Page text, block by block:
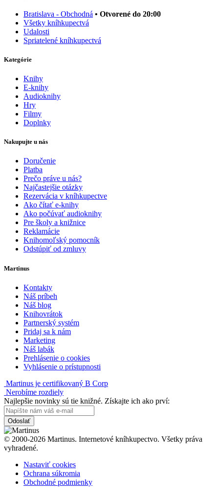
Bratislava - Obchodná • Otvorené do 20:00
Všetky kníhkupectvá
Udalosti
Spriatelené kníhkupectvá
Kategórie
Knihy
E-knihy
Audioknihy
Hry
Filmy
Doplnky
Nakupujte u nás
Doručenie
Platba
Prečo práve u nás?
Najčastejšie otázky
Rezervácia v kníhkupectve
Ako čítať e-knihy
Ako počúvať audioknihy
Pre školy a knižnice
Reklamácie
Knihomoľský pomocník
Odstúpiť od zmluvy
Martinus
Kontakty
Náš príbeh
Náš blog
Knihovrátok
Partnerský systém
Pridaj sa k nám
Marketing
Náš labák
Prehlásenie o cookies
Vyhlásenie o prístupnosti
Martinus je certifikovaný B Corp
Nerobíme rozdiely
Najlepšie novinky sú tie knižné. Získajte ich ako prví:
Odoslať
© 2000-2026 Martinus. Internetové kníhkupectvo. Všetky práva
vyhradené.
Nastaviť cookies
Ochrana súkromia
Obchodné podmienky